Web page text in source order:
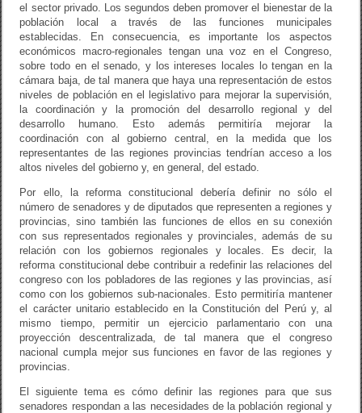
el sector privado. Los segundos deben promover el bienestar de la
población local a través de las funciones municipales
establecidas. En consecuencia, es importante los aspectos
económicos macro-regionales tengan una voz en el Congreso,
sobre todo en el senado, y los intereses locales lo tengan en la
cámara baja, de tal manera que haya una representación de estos
niveles de población en el legislativo para mejorar la supervisión,
la coordinación y la promoción del desarrollo regional y del
desarrollo humano. Esto además permitiría mejorar la
coordinación con al gobierno central, en la medida que los
representantes de las regiones provincias tendrían acceso a los
altos niveles del gobierno y, en general, del estado.
Por ello, la reforma constitucional debería definir no sólo el
número de senadores y de diputados que representen a regiones y
provincias, sino también las funciones de ellos en su conexión
con sus representados regionales y provinciales, además de su
relación con los gobiernos regionales y locales. Es decir, la
reforma constitucional debe contribuir a redefinir las relaciones del
congreso con los pobladores de las regiones y las provincias, así
como con los gobiernos sub-nacionales. Esto permitiría mantener
el carácter unitario establecido en la Constitución del Perú y, al
mismo tiempo, permitir un ejercicio parlamentario con una
proyección descentralizada, de tal manera que el congreso
nacional cumpla mejor sus funciones en favor de las regiones y
provincias.
El siguiente tema es cómo definir las regiones para que sus
senadores respondan a las necesidades de la población regional y